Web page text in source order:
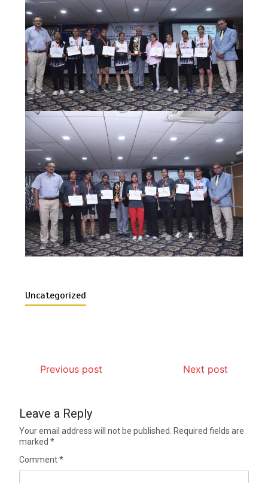
Uncategorized
Previous post Next post
Leave a Reply
Your email address will not be published.
Required fields are
marked*
Comment*